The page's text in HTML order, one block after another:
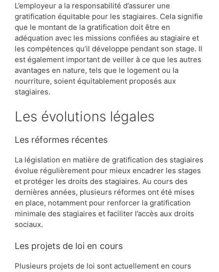
L’employeur a la responsabilité d’assurer une
gratification équitable pour les stagiaires. Cela signifie
que le montant de la gratification doit être en
adéquation avec les missions confiées au stagiaire et
les compétences qu’il développe pendant son stage. Il
est également important de veiller à ce que les autres
avantages en nature, tels que le logement ou la
nourriture, soient équitablement proposés aux
stagiaires.
Les évolutions légales
Les réformes récentes
La législation en matière de gratification des stagiaires
évolue régulièrement pour mieux encadrer les stages
et protéger les droits des stagiaires. Au cours des
dernières années, plusieurs réformes ont été mises
en place, notamment pour renforcer la gratification
minimale des stagiaires et faciliter l’accès aux droits
sociaux.
Les projets de loi en cours
Plusieurs projets de loi sont actuellement en cours